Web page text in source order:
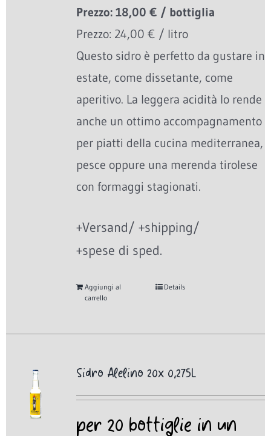
Prezzo: 18,00 € / bottiglia
Prezzo: 24,00 € / litro
Questo sidro è perfetto da gustare in
estate, come dissetante, come
aperitivo. La leggera acidità lo rende
anche un ottimo accompagnamento
per piatti della cucina mediterranea,
pesce oppure una merenda tirolese
con formaggi stagionati.
+Versand/ +shipping/
+spese di sped.
Aggiungi al
carrello
Details
Sidro Alelino 20x 0,275L
per 20 bottiglie in un